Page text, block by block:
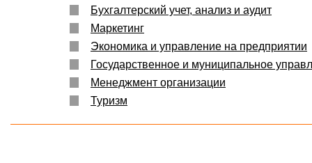
Бухгалтерский учет, анализ и аудит
Маркетинг
Экономика и управление на предприятии
Государственное и муниципальное
Менеджмент организации
Туризм